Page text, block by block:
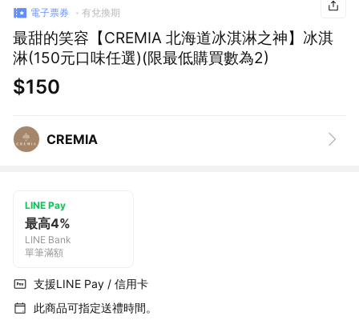
電子票券 有兌換期
最甜的笑容【CREMIA 北海道冰淇淋之神】冰淇
淋(150元口味任選)(限最低購買數為2)
$150
CREMIA
LINE Pay
最高4%
LINE Bank
單筆滿額
支援LINE Pay / 信用卡
此商品可指定送禮時間。